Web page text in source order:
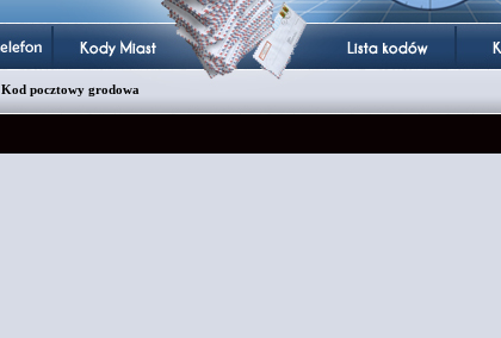
Kod pocztowy grodowa